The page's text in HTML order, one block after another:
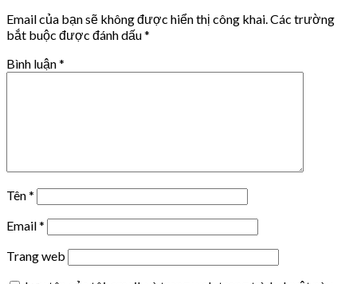
Email của bạn sẽ không được hiển thị công khai. Các trường
bắt buộc được đánh dấu*
Bình luận*
Tên*
Email*
Trang web